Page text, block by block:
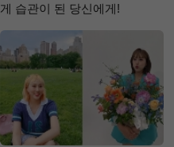
게 습관이 된 당신에게!